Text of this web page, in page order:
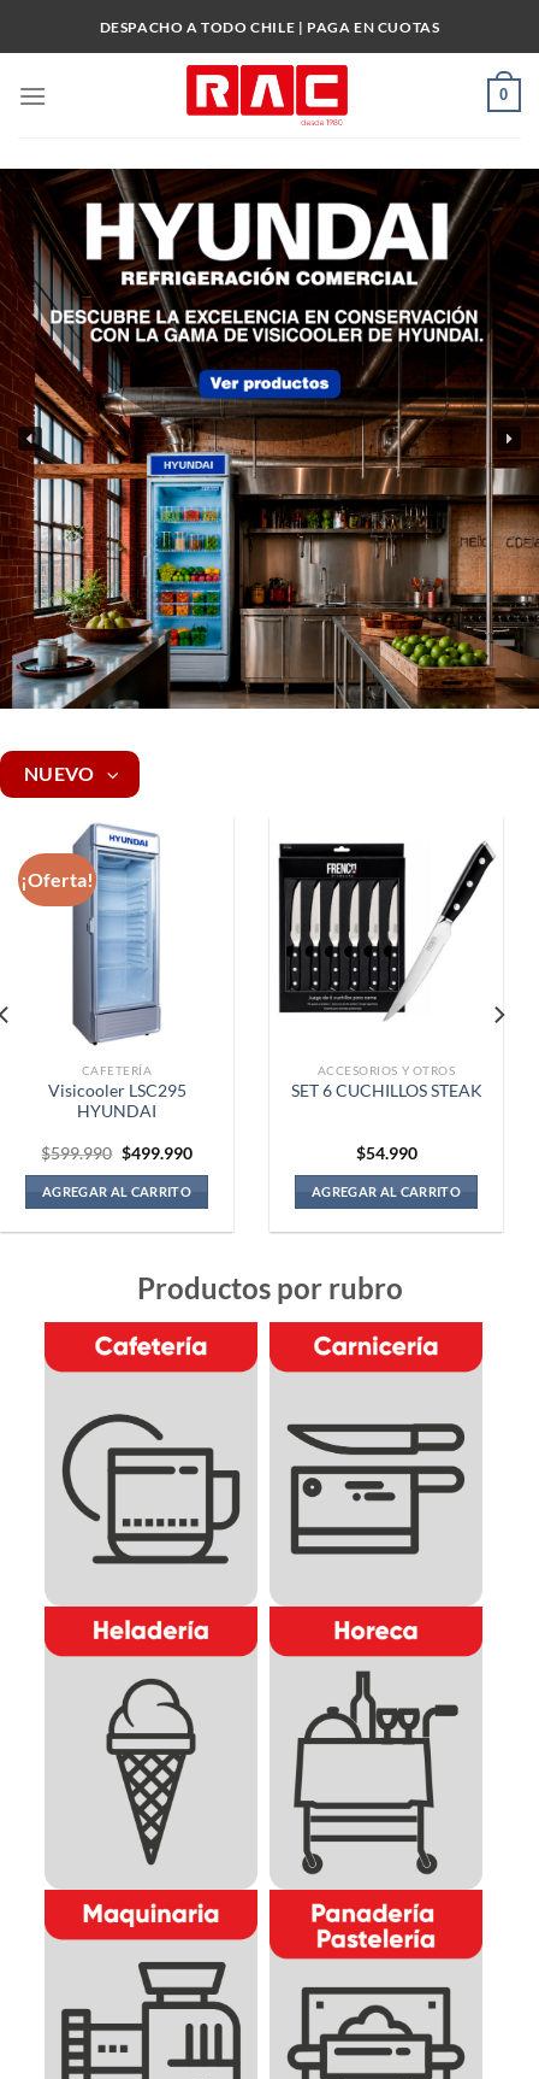
DESPACHO A TODO CHILE | PAGA EN CUOTAS
0
NUEVO
¡Oferta!
CAFETERÍA
Visicooler LSC295
HYUNDAI
$599.990 El
original
era:
$599.990.
$499.990El
es:
$499.990.
AGREGAR AL CARRITO
ACCESORIOS Y OTROS
SET 6 CUCHILLOS STEAK
$54.990
AGREGAR AL CARRITO
Productos por rubro